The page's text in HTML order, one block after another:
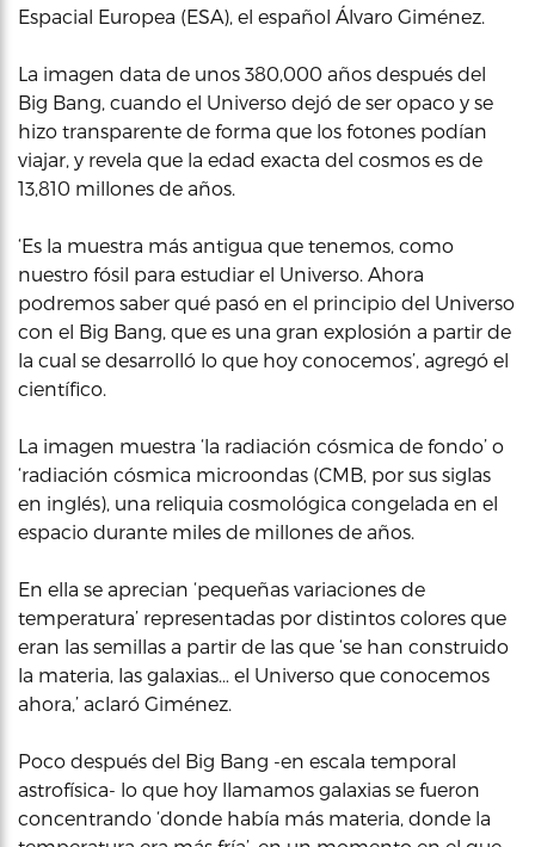
Espacial Europea (ESA), el español Álvaro Giménez.
La imagen data de unos 380,000 años después del
Big Bang, cuando el Universo dejó de ser opaco y se
hizo transparente de forma que los fotones podían
viajar, y revela que la edad exacta del cosmos es de
13,810 millones de años.
‘Es la muestra más antigua que tenemos, como
nuestro fósil para estudiar el Universo. Ahora
podremos saber qué pasó en el principio del Universo
con el Big Bang, que es una gran explosión a partir de
la cual se desarrolló lo que hoy conocemos’, agregó el
científico.
La imagen muestra ‘la radiación cósmica de fondo’ o
‘radiación cósmica microondas (CMB, por sus siglas
en inglés), una reliquia cosmológica congelada en el
espacio durante miles de millones de años.
En ella se aprecian ‘pequeñas variaciones de
temperatura’ representadas por distintos colores que
eran las semillas a partir de las que ‘se han construido
la materia, las galaxias… el Universo que conocemos
ahora,’ aclaró Giménez.
Poco después del Big Bang -en escala temporal
astrofísica- lo que hoy llamamos galaxias se fueron
concentrando ‘donde había más materia, donde la